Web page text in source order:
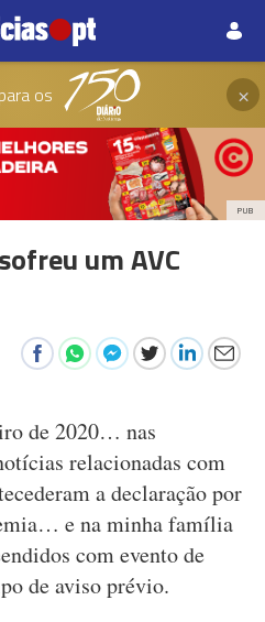
para os ×
PUB
um AVC
de 2020… nas
relacionadas com
a declaração por
e na minha família
com evento de
de aviso prévio.